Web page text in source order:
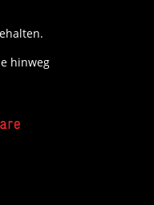
hinweg